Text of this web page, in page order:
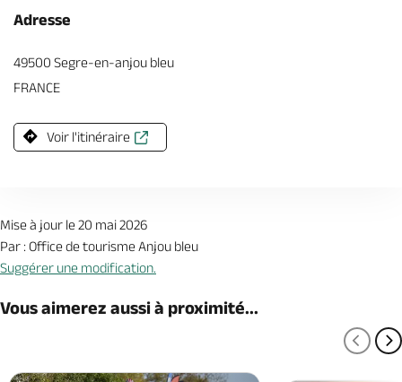
Adresse
49500 Segre-en-anjou bleu
FRANCE
Voir l'itinéraire
Mise à jour le 20 mai 2026
Par : Office de tourisme Anjou bleu
Suggérer une modification.
Vous aimerez aussi à proximité...